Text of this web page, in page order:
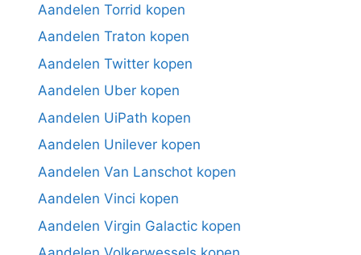
Aandelen Torrid kopen
Aandelen Traton kopen
Aandelen Twitter kopen
Aandelen Uber kopen
Aandelen UiPath kopen
Aandelen Unilever kopen
Aandelen Van Lanschot kopen
Aandelen Vinci kopen
Aandelen Virgin Galactic kopen